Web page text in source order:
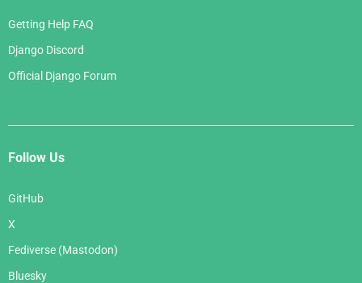
Getting Help FAQ
Django Discord
Official Django Forum
Follow Us
GitHub
X
Fediverse (Mastodon)
Bluesky